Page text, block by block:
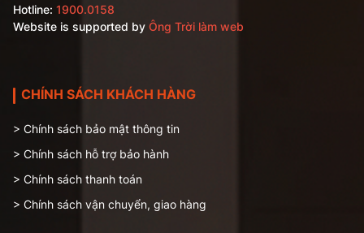
Hotline: 1900.0158
Website is supported by Ông Trời làm web
CHÍNH SÁCH KHÁCH HÀNG
> Chính sách bảo mật thông tin
> Chính sách hỗ trợ bảo hành
> Chính sách thanh toán
> Chính sách vận chuyển, giao hàng